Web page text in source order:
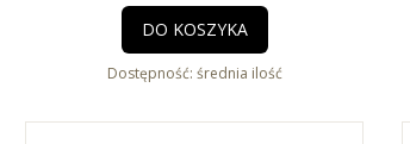
DO KOSZYKA
Dostępność: średnia ilość